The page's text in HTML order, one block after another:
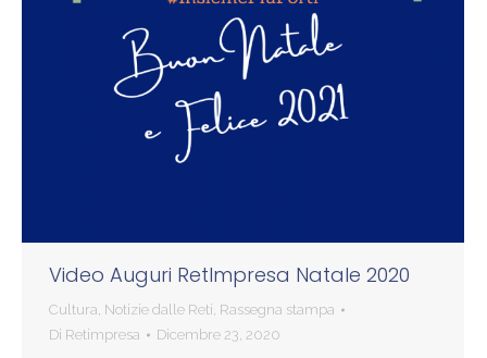
Video Auguri RetImpresa Natale 2020
Cultura, Notizie dalle Reti, Rassegna stampa
Di Retimpresa Dicembre 23, 2020